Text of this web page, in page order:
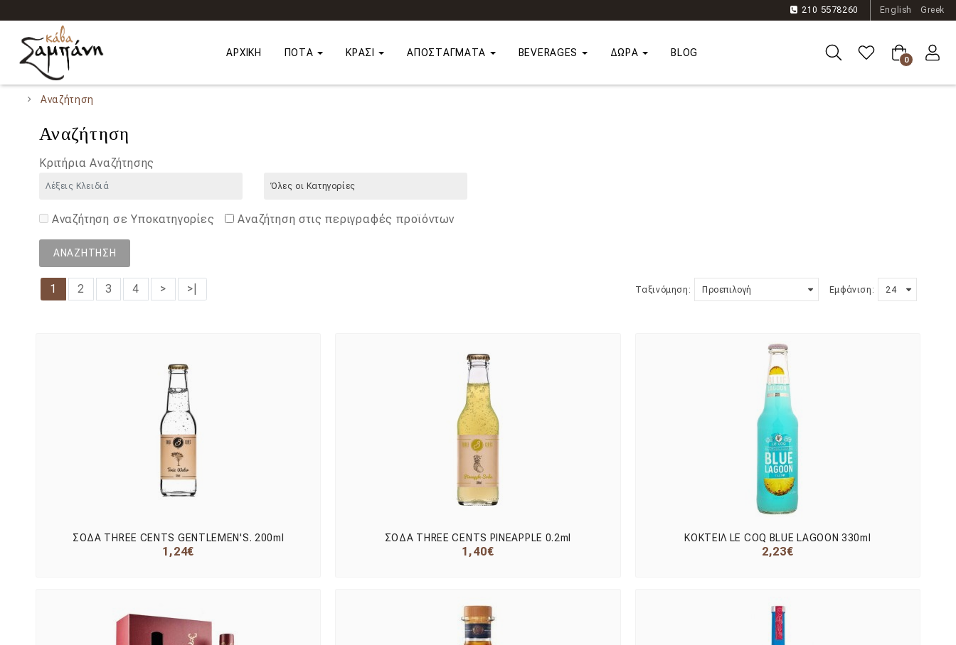
210 5578260 English Greek
ΑΡΧΙΚΉ ΠΟΤΑ ΚΡΑΣΙ ΑΠΟΣΤΑΓΜΑΤΑ BEVERAGES ΔΩΡΑ BLOG
0
Αναζήτηση
Αναζήτηση
Κριτήρια Αναζήτησης
Αναζήτηση σε Υποκατηγορίες Αναζήτηση στις περιγραφές προϊόντων
1 2 3 4 > >| Ταξινόμηση: Εμφάνιση:
ΣΟΔΑ THREE CENTS GENTLEMEN'S. 200ml
1,24€
ΣΟΔΑ THREE CENTS PINEAPPLE 0.2ml
1,40€
ΚΟΚΤΕΙΛ LE COQ BLUE LAGOON 330ml
2,23€